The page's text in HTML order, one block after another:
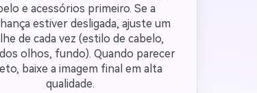
e acessórios primeiro. Se a
estiver desligada, ajuste um
de cada vez (estilo de cabelo,
olhos, fundo). Quando parecer
baixe a imagem final em alta
qualidade.